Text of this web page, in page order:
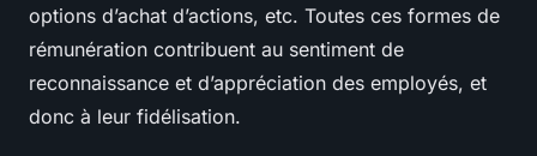
options d’achat d’actions, etc. Toutes ces formes de
rémunération contribuent au sentiment de
reconnaissance et d’appréciation des employés, et
donc à leur fidélisation.